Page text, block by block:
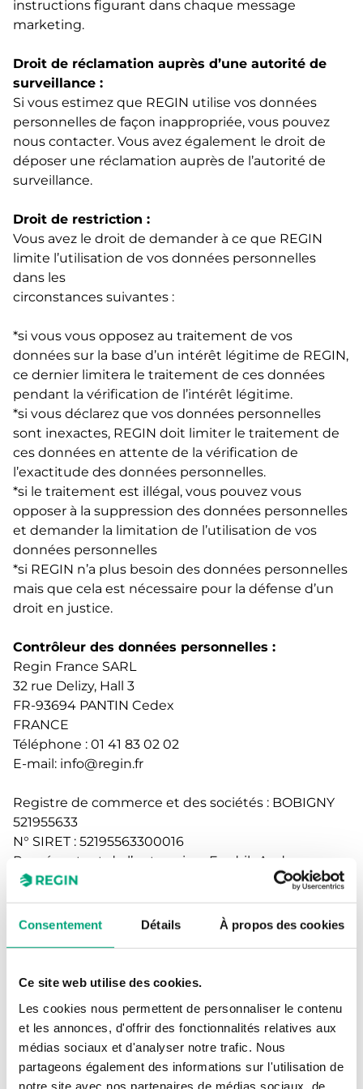
Consentement Détails À propos des cookies
Ce site web utilise des cookies.
Les cookies nous permettent de personnaliser le contenu
et les annonces, d'offrir des fonctionnalités relatives aux
médias sociaux et d'analyser notre trafic. Nous
partageons également des informations sur l'utilisation de
notre site avec nos partenaires de médias sociaux, de
instructions figurant dans chaque message
marketing.
Droit de réclamation auprès d’une autorité de
surveillance :
Si vous estimez que REGIN utilise vos données
personnelles de façon inappropriée, vous pouvez
nous contacter. Vous avez également le droit de
déposer une réclamation auprès de l’autorité de
surveillance.
Droit de restriction :
Vous avez le droit de demander à ce que REGIN
limite l’utilisation de vos données personnelles
dans les
circonstances suivantes :
*si vous vous opposez au traitement de vos
données sur la base d’un intérêt légitime de REGIN,
ce dernier limitera le traitement de ces données
pendant la vérification de l’intérêt légitime.
*si vous déclarez que vos données personnelles
sont inexactes, REGIN doit limiter le traitement de
ces données en attente de la vérification de
l’exactitude des données personnelles.
*si le traitement est illégal, vous pouvez vous
opposer à la suppression des données personnelles
et demander la limitation de l’utilisation de vos
données personnelles
*si REGIN n’a plus besoin des données personnelles
mais que cela est nécessaire pour la défense d’un
droit en justice.
Contrôleur des données personnelles :
Regin France SARL
32 rue Delizy, Hall 3
FR-93694 PANTIN Cedex
FRANCE
Téléphone : 01 41 83 02 02
E-mail: info@regin.fr
Registre de commerce et des sociétés : BOBIGNY
521955633
N° SIRET : 52195563300016
Représentant de l’entreprise : Fredrik Andersson
Numéro de TVA : FR82521955633
1. Service client
À quelles fins utilisons-nous vos données
Nous utiliserons vos données personnelles pour
gérer vos requêtes, vos réclamations et questions
liées à la garantie des produits et vous offrir une
assistance technique par e-mail, chat, téléphone ou
via les réseaux sociaux. Nous pouvons également